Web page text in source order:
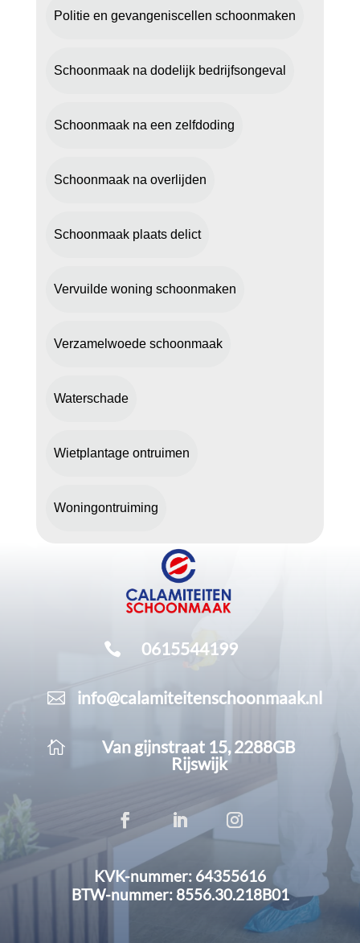
Politie en gevangeniscellen schoonmaken
Schoonmaak na dodelijk bedrijfsongeval
Schoonmaak na een zelfdoding
Schoonmaak na overlijden
Schoonmaak plaats delict
Vervuilde woning schoonmaken
Verzamelwoede schoonmaak
Waterschade
Wietplantage ontruimen
Woningontruiming
 0615544199
 info@calamiteitenschoonmaak.nl

Van gijnstraat 15, 2288GB
Rijswijk
KVK-nummer: 64355616
BTW-nummer: 8556.30.218B01